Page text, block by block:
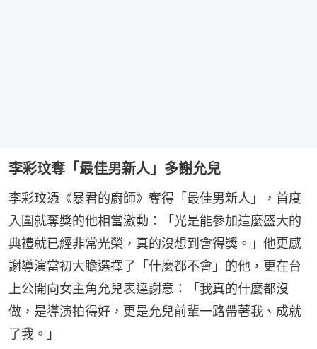
李彩玟奪「最佳男新人」多謝允兒
李彩玟憑《暴君的廚師》奪得「最佳男新人」，首度
入圍就奪獎的他相當激動：「光是能參加這麼盛大的
典禮就已經非常光榮，真的沒想到會得獎。」他更感
謝導演當初大膽選擇了「什麼都不會」的他，更在台
上公開向女主角允兒表達謝意：「我真的什麼都沒
做，是導演拍得好，更是允兒前輩一路帶著我、成就
了我。」